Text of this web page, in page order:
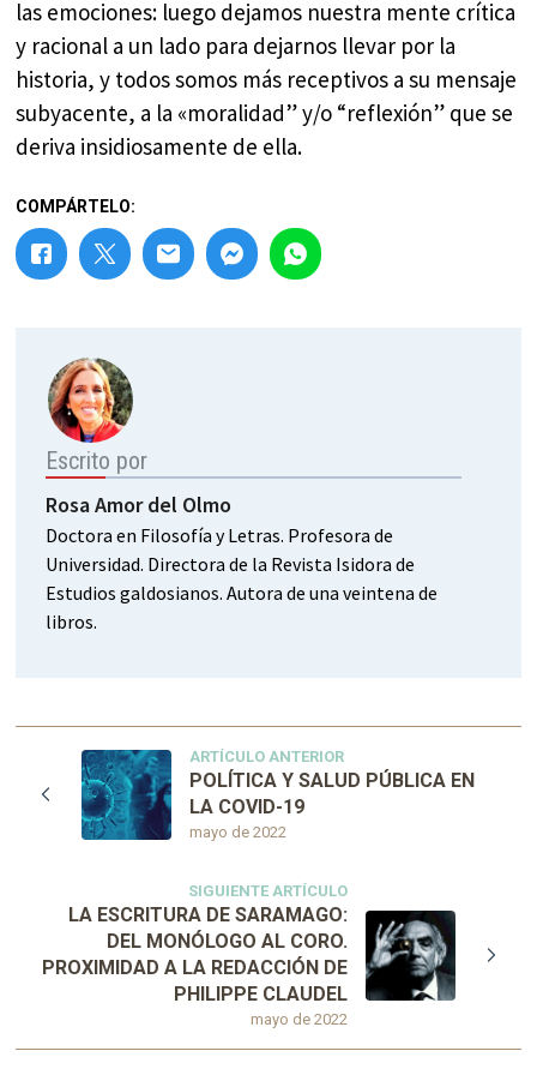
las emociones: luego dejamos nuestra mente crítica
y racional a un lado para dejarnos llevar por la
historia, y todos somos más receptivos a su mensaje
subyacente, a la «moralidad” y/o “reflexión” que se
deriva insidiosamente de ella.
COMPÁRTELO:
Escrito por
Rosa Amor del Olmo
Doctora en Filosofía y Letras. Profesora de
Universidad. Directora de la Revista Isidora de
Estudios galdosianos. Autora de una veintena de
libros.
ARTÍCULO ANTERIOR
mayo de 2022
POLÍTICA Y SALUD PÚBLICA EN
LA COVID-19
SIGUIENTE ARTÍCULO
mayo de 2022
LA ESCRITURA DE SARAMAGO:
DEL MONÓLOGO AL CORO.
PROXIMIDAD A LA REDACCIÓN DE
PHILIPPE CLAUDEL